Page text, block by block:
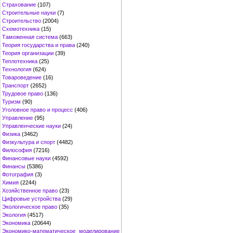
Страхование (107)
Строительные науки (7)
Строительство (2004)
Схемотехника (15)
Таможенная система (663)
Теория государства и права (240)
Теория организации (39)
Теплотехника (25)
Технология (624)
Товароведение (16)
Транспорт (2652)
Трудовое право (136)
Туризм (90)
Уголовное право и процесс (406)
Управление (95)
Управленческие науки (24)
Физика (3462)
Физкультура и спорт (4482)
Философия (7216)
Финансовые науки (4592)
Финансы (5386)
Фотография (3)
Химия (2244)
Хозяйственное право (23)
Цифровые устройства (29)
Экологическое право (35)
Экология (4517)
Экономика (20644)
Экономико-математическое моделирование